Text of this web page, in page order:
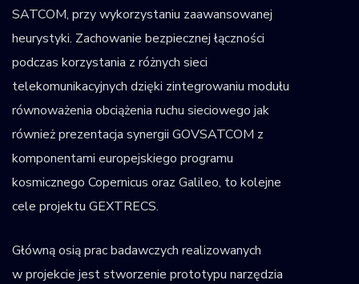
SATCOM, przy wykorzystaniu zaawansowanej
heurystyki. Zachowanie bezpiecznej łączności
podczas korzystania z różnych sieci
telekomunikacyjnych dzięki zintegrowaniu modułu
równoważenia obciążenia ruchu sieciowego jak
również prezentacja synergii GOVSATCOM z
komponentami europejskiego programu
kosmicznego Copernicus oraz Galileo, to kolejne
cele projektu GEXTRECS.
Główną osią prac badawczych realizowanych
w projekcie jest stworzenie prototypu narzędzia